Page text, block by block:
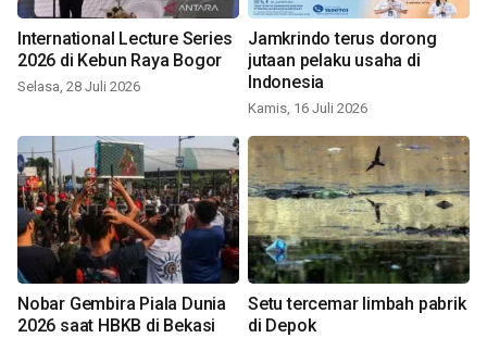
International Lecture Series
2026 di Kebun Raya Bogor
Selasa, 28 Juli 2026
Jamkrindo terus dorong
jutaan pelaku usaha di
Indonesia
Kamis, 16 Juli 2026
Nobar Gembira Piala Dunia
2026 saat HBKB di Bekasi
Setu tercemar limbah pabrik
di Depok